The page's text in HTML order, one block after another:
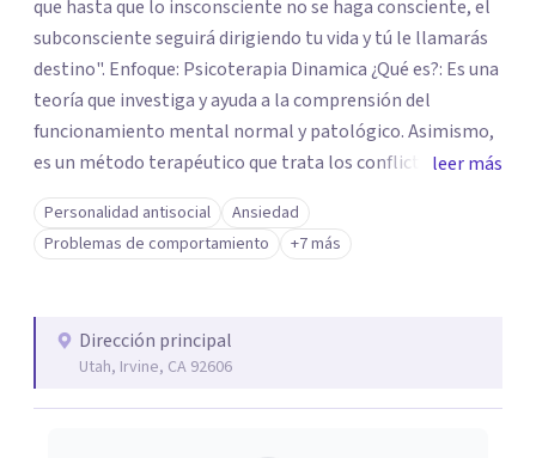
que hasta que lo insconsciente no se haga consciente, el
subconsciente seguirá dirigiendo tu vida y tú le llamarás
destino". Enfoque: Psicoterapia Dinamica ¿Qué es?: Es una
teoría que investiga y ayuda a la comprensión del
funcionamiento mental normal y patológico. Asimismo,
es un método terapéutico que trata los conflictos y
dificultades del psiquismo humano. Objetivo:
Comprender los funcionamientos mentales del paciente
tratando de darle significado, ayudarlo a comprender
patrones de relación, los modos de vivirse a sí mismo, de
relacionarse con los demás.
leer más
Personalidad antisocial
Ansiedad
Problemas de comportamiento
+7 más
Dirección principal
Utah, Irvine, CA 92606